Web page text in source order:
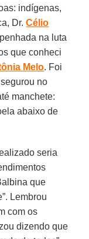
indígenas,
Dr.Célio
na luta
que conheci
Melo. Foi
no
manchete:
abaixo de
seria
que
Lembrou
com os
dizendo que